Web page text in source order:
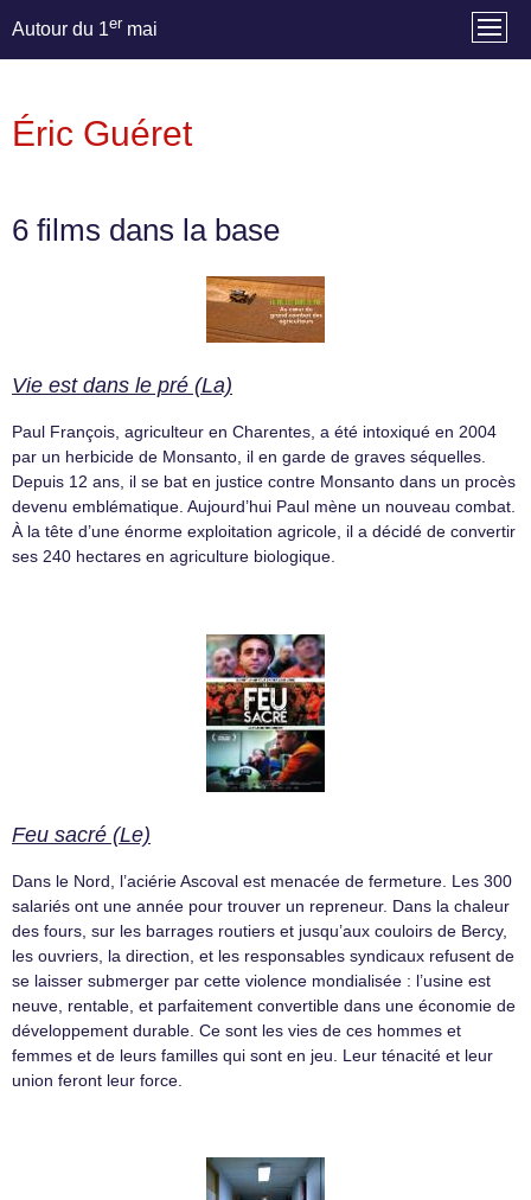
Autour du 1er mai
Éric Guéret
6 films dans la base
Vie est dans le pré (La)
Paul François, agriculteur en Charentes, a été intoxiqué en 2004
par un herbicide de Monsanto, il en garde de graves séquelles.
Depuis 12 ans, il se bat en justice contre Monsanto dans un procès
devenu emblématique. Aujourd’hui Paul mène un nouveau combat.
À la tête d’une énorme exploitation agricole, il a décidé de convertir
ses 240 hectares en agriculture biologique.
Feu sacré (Le)
Dans le Nord, l’aciérie Ascoval est menacée de fermeture. Les 300
salariés ont une année pour trouver un repreneur. Dans la chaleur
des fours, sur les barrages routiers et jusqu’aux couloirs de Bercy,
les ouvriers, la direction, et les responsables syndicaux refusent de
se laisser submerger par cette violence mondialisée : l’usine est
neuve, rentable, et parfaitement convertible dans une économie de
développement durable. Ce sont les vies de ces hommes et
femmes et de leurs familles qui sont en jeu. Leur ténacité et leur
union feront leur force.